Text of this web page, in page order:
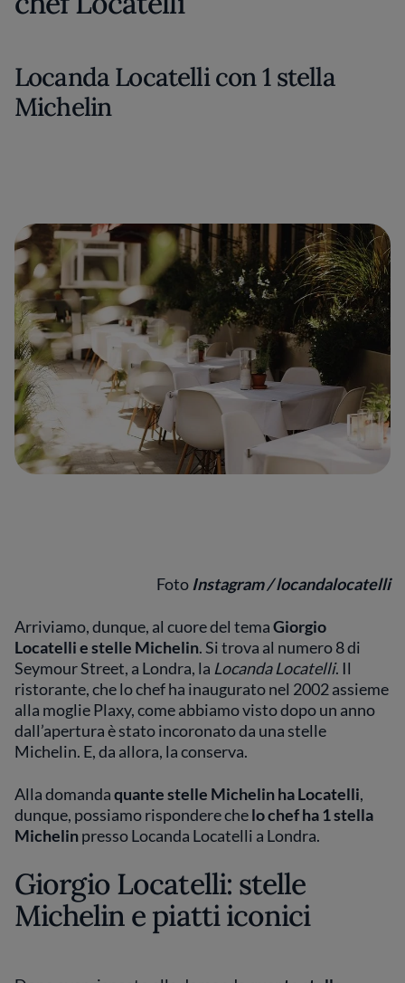
Locanda Locatelli con 1 stella
Michelin
Foto Instagram / locandalocatelli
Arriviamo, dunque, al cuore del temaGiorgio
Locatelli e stelle Michelin. Si trova al numero 8 di
Seymour Street, a Londra, la Locanda Locatelli. Il
ristorante, che lo chef ha inaugurato nel 2002 assieme
alla moglie Plaxy, come abbiamo visto dopo un anno
dall’apertura è stato incoronato da una stelle
Michelin. E, da allora, la conserva.
Alla domandaquante stelle Michelin ha Locatelli,
dunque, possiamo rispondere chelo chef ha 1 stella
Michelinpresso Locanda Locatelli a Londra.
Giorgio Locatelli: stelle
Michelin e piatti iconici